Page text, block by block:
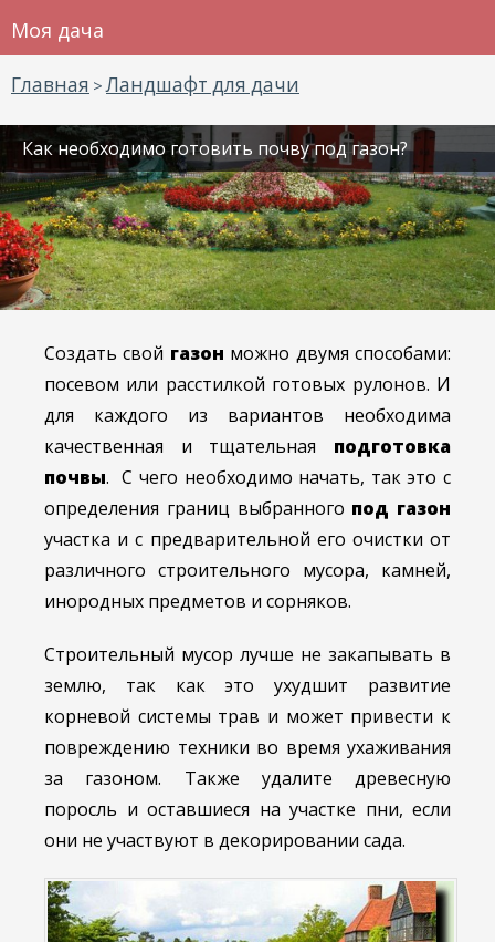
Моя дача
Главная > Ландшафт для дачи
Как необходимо готовить почву под газон?
Создать свой газон можно двумя способами:
посевом или расстилкой готовых рулонов. И
для каждого из вариантов необходима
качественная и тщательная подготовка
почвы. С чего необходимо начать, так это с
определения границ выбранного под газон
участка и с предварительной его очистки от
различного строительного мусора, камней,
инородных предметов и сорняков.
Строительный мусор лучше не закапывать в
землю, так как это ухудшит развитие
корневой системы трав и может привести к
повреждению техники во время ухаживания
за газоном. Также удалите древесную
поросль и оставшиеся на участке пни, если
они не участвуют в декорировании сада.